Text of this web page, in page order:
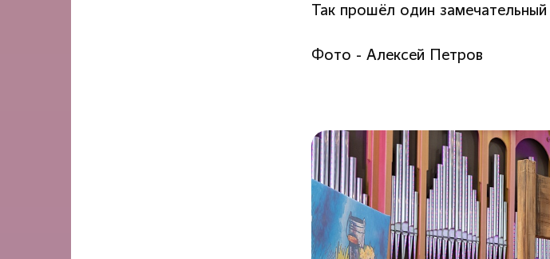
Так прошёл один
Фото - Алексей Петров